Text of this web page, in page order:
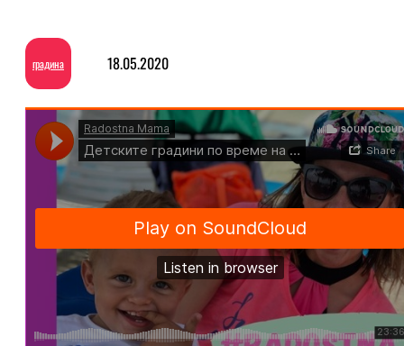
градина 18.05.2020